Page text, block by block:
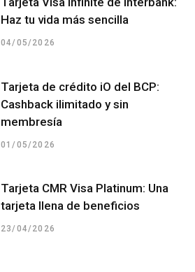
Haz tu vida más sencilla
04/05/2026
Tarjeta de crédito iO del BCP:
Cashback ilimitado y sin
membresía
01/05/2026
Tarjeta CMR Visa Platinum: Una
tarjeta llena de beneficios
23/04/2026